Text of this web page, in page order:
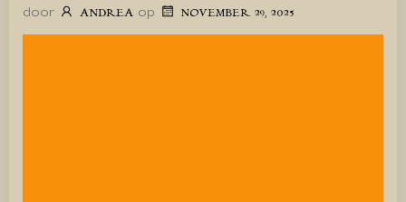
door ANDREA op NOVEMBER 29, 2025